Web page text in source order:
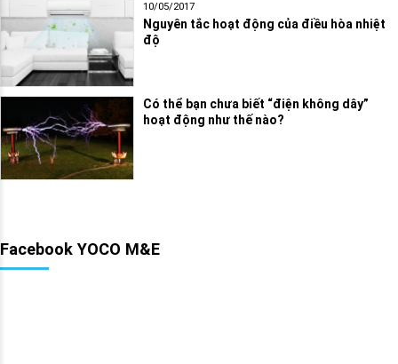
10/05/2017
Nguyên tắc hoạt động của điều hòa nhiệt
độ
Có thể bạn chưa biết “điện không dây”
hoạt động như thế nào?
Facebook YOCO M&E